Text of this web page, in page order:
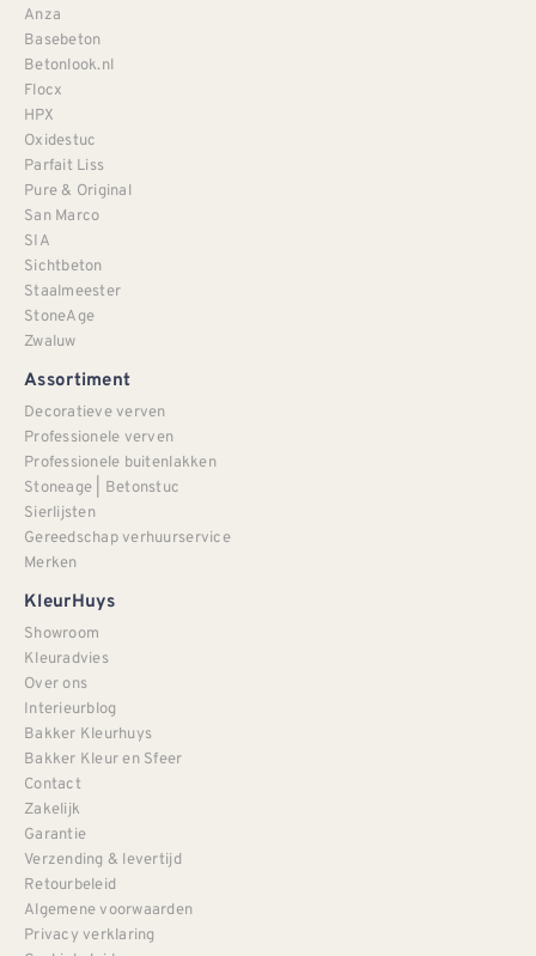
Anza
Basebeton
Betonlook.nl
Flocx
HPX
Oxidestuc
Parfait Liss
Pure & Original
San Marco
SIA
Sichtbeton
Staalmeester
StoneAge
Zwaluw
Assortiment
Decoratieve verven
Professionele verven
Professionele buitenlakken
Stoneage | Betonstuc
Sierlijsten
Gereedschap verhuurservice
Merken
KleurHuys
Showroom
Kleuradvies
Over ons
Interieurblog
Bakker Kleurhuys
Bakker Kleur en Sfeer
Contact
Zakelijk
Garantie
Verzending & levertijd
Retourbeleid
Algemene voorwaarden
Privacy verklaring